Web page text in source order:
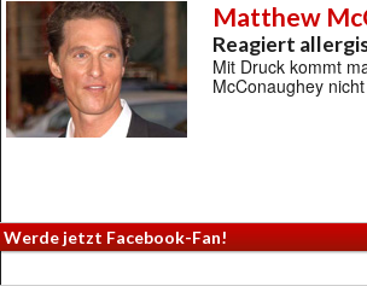
Matthew
Reagiert
Mit Druck kommt
McConaughey
Werde jetzt Facebook-Fan!